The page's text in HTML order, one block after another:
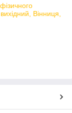
Вінниця,